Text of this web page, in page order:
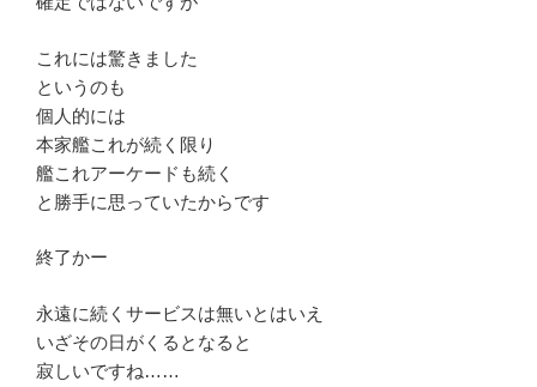
これには驚きました
というのも
個人的には
本家艦これが続く限り
艦これアーケードも続く
と勝手に思っていたからです
終了かー
永遠に続くサービスは無いとはいえ
いざその日がくるとなると
寂しいですね……